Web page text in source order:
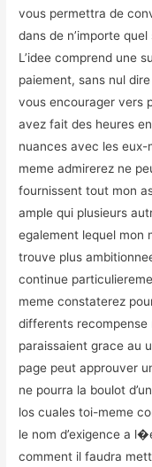
vous permettra de
dans de n’importe
L’idee comprend une
paiement, sans nul
vous encourager vers
avez fait des heures
nuances avec les
meme admirerez ne
fournissent tout mon
ample qui plusieurs
egalement lequel mon
trouve plus
continue
meme constaterez
differents recompense
paraissaient grace au
page peut approuver
ne pourra la boulot
los cuales toi-meme
le nom d’exigence a
comment il faudra